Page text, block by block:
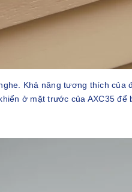
Khả năng tương thích của
ở mặt trước của AXC35 để